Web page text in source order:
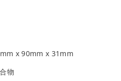
x 90mm x 31mm
物